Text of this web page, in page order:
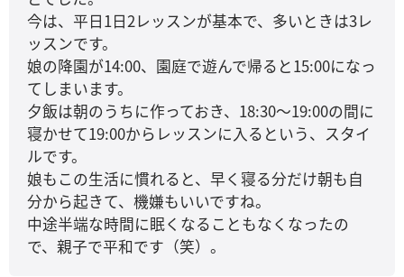
今は、平日1日2レッスンが基本で、多いときは3レ
ッスンです。
娘の降園が14:00、園庭で遊んで帰ると15:00になっ
てしまいます。
夕飯は朝のうちに作っておき、18:30～19:00の間に
寝かせて19:00からレッスンに入るという、スタイ
ルです。
娘もこの生活に慣れると、早く寝る分だけ朝も自
分から起きて、機嫌もいいですね。
中途半端な時間に眠くなることもなくなったの
で、親子で平和です（笑）。